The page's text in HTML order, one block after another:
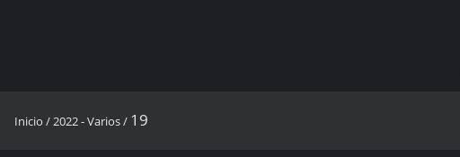
Inicio /2022 - Varios/ 19